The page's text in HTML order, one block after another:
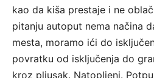
kao da kiša prestaje i ne
pitanju autoput nema načina
mesta, moramo ići do
povratku od isključenja do
kroz pljusak. Natopljeni.